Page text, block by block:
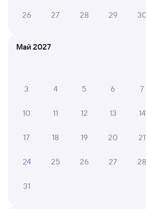
Замечательные, вежливые
Ольга Ш.
10 Галина З.
В вагоне было чисто, удобно.
26 27 28 29
Май 2027
3 4 5 6 7
10 11 12 13 14
17 18 19 20 21
24 25 26 27 28
31